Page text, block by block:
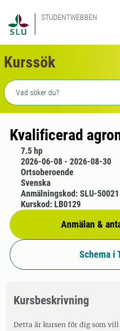
STUDENTWEBBEN
Kurssök
Fritext sökning
Kvalificerad
7.5 hp
2026-06-08 - 2026-08-30
Ortsoberoende
Svenska
Anmälan &
Anmälningskod: SLU-50021
Kurskod: LB0129
Schema i
Kursbeskrivning
Detta är kursen för dig som